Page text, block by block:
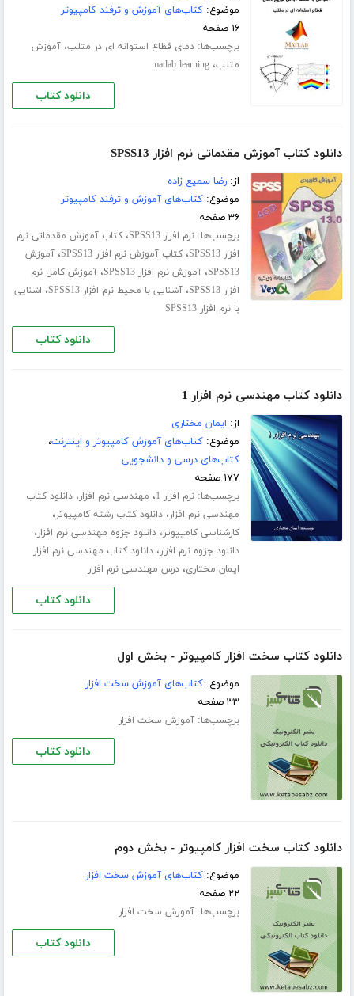
موضوع:کتاب‌های آموزش و ترفند کامپیوتر
۱۶ صفحه
برچسب‌ها:دمای قطاع استوانه ای در متلب،آموزش
متلب،matlab learning
دانلود کتاب
دانلود کتاب آموزش مقدماتی نرم افزار SPSS13
از:رضا سمیع زاده
موضوع:کتاب‌های آموزش و ترفند کامپیوتر
۳۶ صفحه
برچسب‌ها:نرم افزار SPSS13 ،کتاب آموزش مقدماتی نرم
افزار SPSS13
،کتاب آموزش نرم افزار SPSS13 ،آموزش
SPSS13،آموزش نرم افزار SPSS13 ،آموزش کامل نرم
افزار SPSS13
،آشنایی با محیط نرم افزار SPSS13 ، اشنایی
با نرم افزار SPSS13
دانلود کتاب
دانلود کتاب مهندسی نرم افزار 1
از: ایمان مختاری
موضوع:کتاب‌های آموزش کامپیوتر و اینترنت،
کتاب‌های درسی و دانشجویی
۱۷۷ صفحه
برچسب‌ها:نرم افزار 1 ، مهندسی نرم افزار،دانلود کتاب
مهندسی نرم افزار،دانلود کتاب رشته کامپیوتر،
کارشناسی کامپیوتر،دانلود جزوه مهندسی نرم افزار،
دانلود جزوه نرم افزار،دانلود کتاب مهندسی نرم افزار
ایمان مختاری،درس مهندسی نرم افزار
دانلود کتاب
دانلود کتاب سخت افزار کامپیوتر - بخش اول
موضوع:کتاب‌های آموزش سخت افزار
۳۳ صفحه
برچسب‌ها:آموزش سخت افزار
دانلود کتاب
دانلود کتاب سخت افزار کامپیوتر - بخش دوم
موضوع:کتاب‌های آموزش سخت افزار
۲۲ صفحه
برچسب‌ها:آموزش سخت افزار
دانلود کتاب